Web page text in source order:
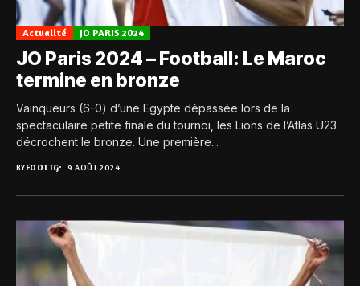
Actualité JO PARIS 2024
JO Paris 2024 – Football: Le Maroc
termine en bronze
Vainqueurs (6-0) d’une Egypte dépassée lors de la
spectaculaire petite finale du tournoi, les Lions de l’Atlas U23
décrochent le bronze. Une première...
BYFOOT.TG 9 AOÛT 2024